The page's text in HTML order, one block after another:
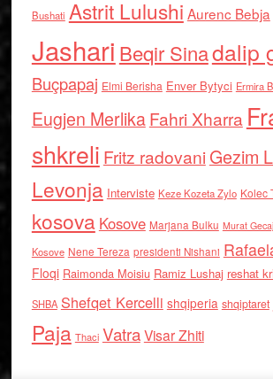
Bushati Astrit Lulushi Aurenc Bebja
Jashari Beqir Sinadalip
Buçpapaj Elmi Berisha Enver Bytyci Ermira
Eugjen MerlikaFahri Xharra
shkreli Fritz radovaniGezim
Levonja Interviste Keze Kozeta Zylo Kolec
kosova Kosove Marjana Bulku Murat Gecaj
Kosove Nene Tereza presidenti Nishani
Floqi Raimonda Moisiu Ramiz Lushaj reshat
SHBA Shefqet Kercelli shqiperia shqiptaret
Paja Thaci VatraVisar Zhiti